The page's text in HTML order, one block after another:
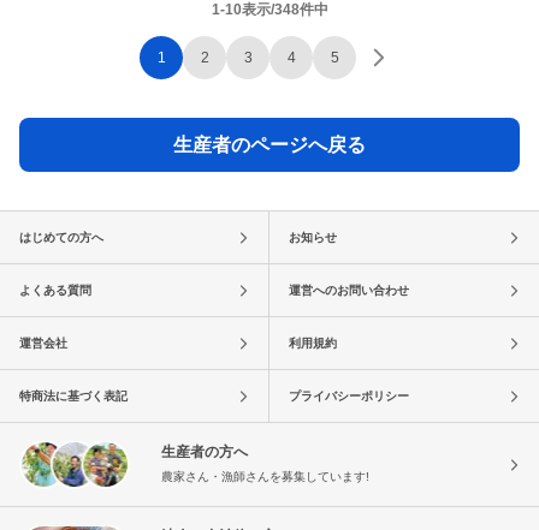
1-10表示/348件中
1 2 3 4 5
生産者のページへ戻る
はじめての方へ お知らせ
よくある質問 運営へのお問い合わせ
運営会社 利用規約
特商法に基づく表記 プライバシーポリシー
生産者の方へ
農家さん・漁師さんを募集しています!